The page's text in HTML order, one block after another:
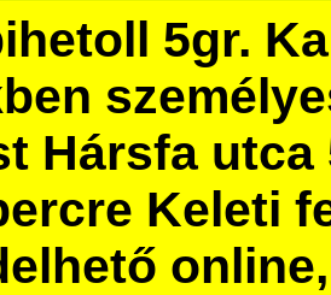
5gr.
Hársfa utca
Keleti